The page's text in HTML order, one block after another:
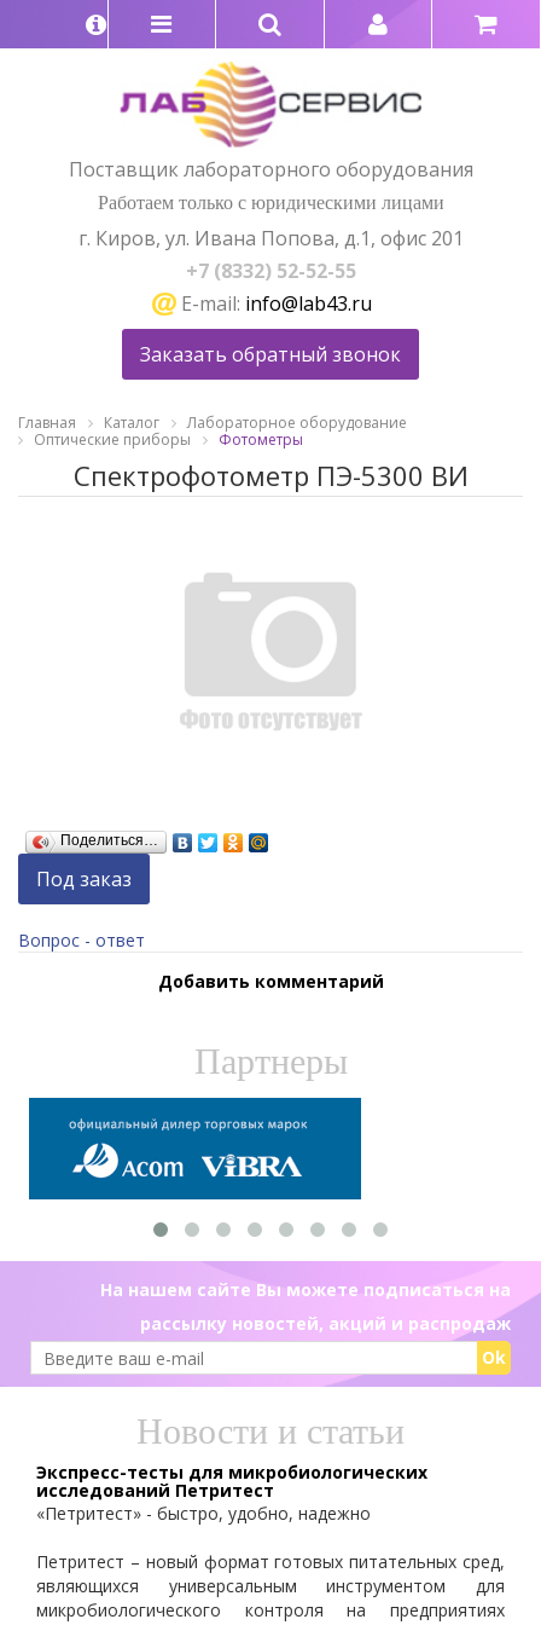
Поставщик лабораторного оборудования
Работаем только с юридическими лицами
г. Киров, ул. Ивана Попова, д.1, офис 201
+7 (8332) 52-52-55
E-mail: info@lab43.ru
Заказать обратный звонок
Главная Каталог
Лабораторное оборудование
Оптические приборы
Фотометры
Спектрофотометр ПЭ-5300 ВИ
Поделиться…
Под заказ
Вопрос - ответ
Добавить комментарий
Партнеры
На нашем сайте Вы можете подписаться на
рассылку новостей, акций и распродаж
Ok
Новости и статьи
Экспресс-тесты для микробиологических
исследований Петритест
«Петритест» - быстро, удобно, надежно
Петритест – новый формат готовых питательных сред,
являющихся универсальным инструментом для
микробиологического контроля на предприятиях